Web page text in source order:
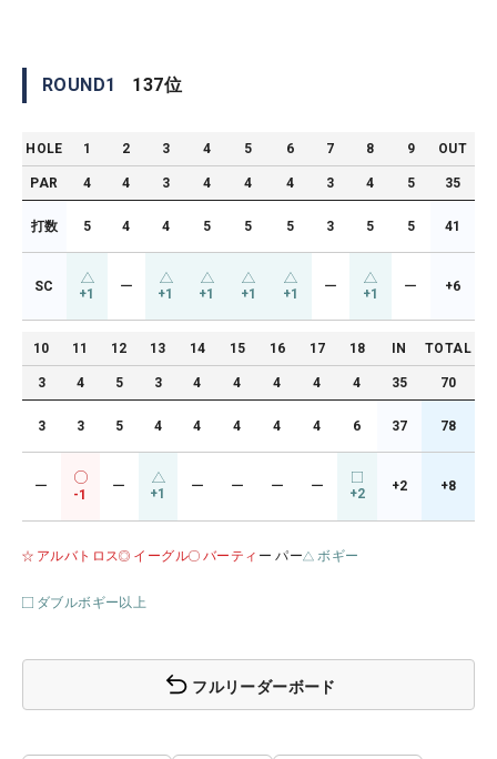
ROUND1 137位
HOLE 1 2 3 4 5 6 7 8 9 OUT
PAR 4 4 3 4 4 4 3 4 5 35
打数 5 4 4 5 5 5 3 5 5 41
SC +1 ー +1 +1 +1 +1 ー +1 ー +6
10 11 12 13 14 15 16 17 18 IN TOTAL
3 4 5 3 4 4 4 4 4 35 70
3 3 5 4 4 4 4 4 6 37 78
ー
-1
ー +1 ー ー ー ー +2 +2 +8
アルバトロス イーグル バーティ ー パー ボギー
ダブルボギー以上
フルリーダーボード